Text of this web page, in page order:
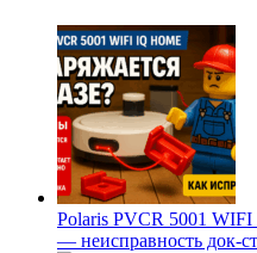
Polaris PVCR 5001 WIFI
— неисправность док-